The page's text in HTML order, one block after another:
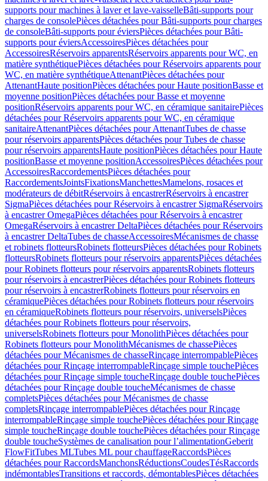
supports pour machines à laver et lave-vaisselleBâti-supports pour
charges de consolePièces détachées pour Bâti-supports pour charges
de consoleBâti-supports pour éviersPièces détachées pour Bâti-
supports pour éviersAccessoiresPièces détachées pour
AccessoiresRéservoirs apparentsRéservoirs apparents pour WC, en
matière synthétiquePièces détachées pour Réservoirs apparents pour
WC, en matière synthétiqueAttenantPièces détachées pour
AttenantHaute positionPièces détachées pour Haute positionBasse et
moyenne positionPièces détachées pour Basse et moyenne
positionRéservoirs apparents pour WC, en céramique sanitairePièces
détachées pour Réservoirs apparents pour WC, en céramique
sanitaireAttenantPièces détachées pour AttenantTubes de chasse
pour réservoirs apparentsPièces détachées pour Tubes de chasse
pour réservoirs apparentsHaute positionPièces détachées pour Haute
positionBasse et moyenne positionAccessoiresPièces détachées pour
AccessoiresRaccordementsPièces détachées pour
RaccordementsJointsFixationsManchettesMamelons, rosaces et
modérateurs de débitRéservoirs à encastrerRéservoirs à encastrer
SigmaPièces détachées pour Réservoirs à encastrer SigmaRéservoirs
à encastrer OmegaPièces détachées pour Réservoirs à encastrer
OmegaRéservoirs à encastrer DeltaPièces détachées pour Réservoirs
à encastrer DeltaTubes de chasseAccessoiresMécanismes de chasse
et robinets flotteursRobinets flotteursPièces détachées pour Robinets
flotteursRobinets flotteurs pour réservoirs apparentsPièces détachées
pour Robinets flotteurs pour réservoirs apparentsRobinets flotteurs
pour réservoirs à encastrerPièces détachées pour Robinets flotteurs
pour réservoirs à encastrerRobinets flotteurs pour réservoirs en
céramiquePièces détachées pour Robinets flotteurs pour réservoirs
en céramiqueRobinets flotteurs pour réservoirs, universelsPièces
détachées pour Robinets flotteurs pour réservoirs,
universelsRobinets flotteurs pour MonolithPièces détachées pour
Robinets flotteurs pour MonolithMécanismes de chassePièces
détachées pour Mécanismes de chasseRinçage interrompablePièces
détachées pour Rinçage interrompableRinçage simple touchePièces
détachées pour Rinçage simple toucheRinçage double touchePièces
détachées pour Rinçage double toucheMécanismes de chasse
completsPièces détachées pour Mécanismes de chasse
completsRinçage interrompablePièces détachées pour Rinçage
interrompableRinçage simple touchePièces détachées pour Rinçage
simple toucheRinçage double touchePièces détachées pour Rinçage
double toucheSystèmes de canalisation pour l’alimentationGeberit
FlowFitTubes MLTubes ML pour chauffageRaccordsPièces
détachées pour RaccordsManchonsRéductionsCoudesTésRaccords
indémontablesTransitions et raccords, démontablesPièces détachées